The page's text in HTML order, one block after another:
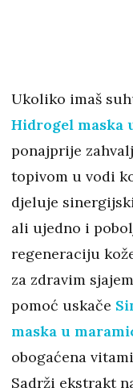
Ukoliko imaš
Hidrogel maska
ponajprije
topivom u vodi
djeluje
ali ujedno i
regeneraciju
za zdravim
pomoć uskače
maska u
obogaćena
Sadrži ekstrakt